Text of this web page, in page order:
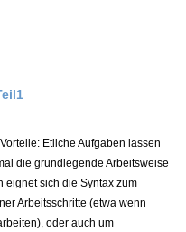
Etliche Aufgaben lassen
die grundlegende Arbeitsweise
eignet sich die Syntax zum
Arbeitsschritte (etwa wenn
oder auch um